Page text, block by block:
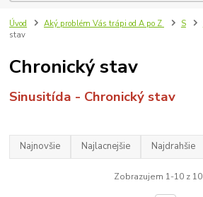
Úvod Aký problém Vás trápi od A po Z S
stav
Chronický stav
Sinusitída - Chronický stav
Najnovšie Najlacnejšie Najdrahšie
Zobrazujem 1-10 z 10